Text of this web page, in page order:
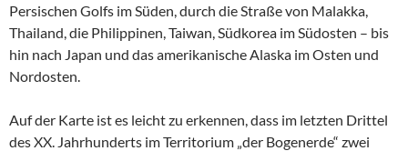
Persischen Golfs im Süden, durch die Straße von Malakka,
Thailand, die Philippinen, Taiwan, Südkorea im Südosten – bis
hin nach Japan und das amerikanische Alaska im Osten und
Nordosten.
Auf der Karte ist es leicht zu erkennen, dass im letzten Drittel
des XX. Jahrhunderts im Territorium „der Bogenerde“ zwei